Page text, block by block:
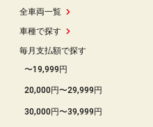
全車両一覧
車種で探す
毎月支払額で探す
〜19,999円
20,000円〜29,999円
30,000円〜39,999円